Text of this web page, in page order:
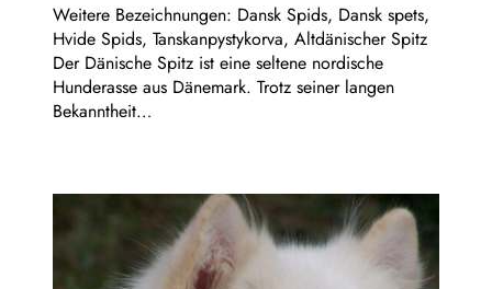
Weitere Bezeichnungen: Dansk Spids, Dansk spets,
Hvide Spids, Tanskanpystykorva, Altdänischer Spitz
Der Dänische Spitz ist eine seltene nordische
Hunderasse aus Dänemark. Trotz seiner langen
Bekanntheit…